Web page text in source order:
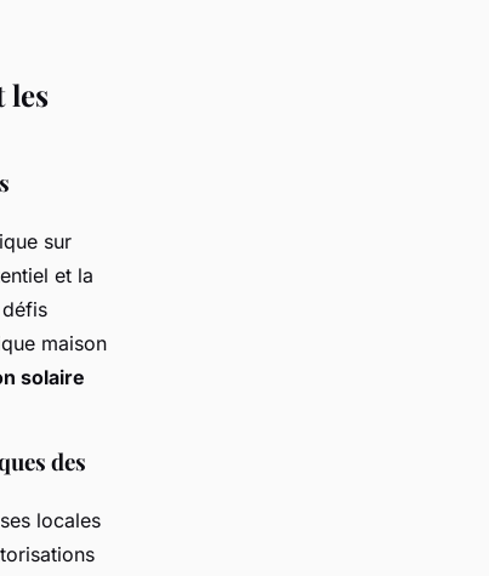
les
sur
et la
maison
solaire
des
locales